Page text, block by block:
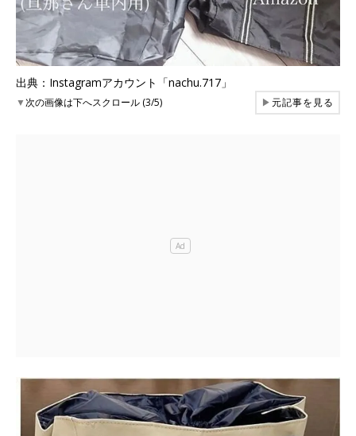
出典：Instagramアカウント「nachu.717」
▼次の画像は下へスクロール (3/5) ▶元記事を見る